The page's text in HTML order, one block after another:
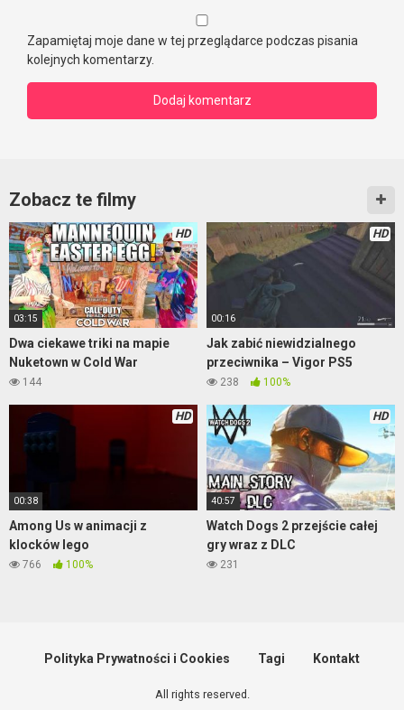
Zapamiętaj moje dane w tej przeglądarce podczas pisania
kolejnych komentarzy.
Zobacz te filmy
HD
03:15
Dwa ciekawe triki na mapie
Nuketown w Cold War
144
HD
00:16
Jak zabić niewidzialnego
przeciwnika – Vigor PS5
238 100%
HD
00:38
Among Us w animacji z
klocków lego
766 100%
HD
40:57
Watch Dogs 2 przejście całej
gry wraz z DLC
231
Polityka Prywatności i Cookies Tagi Kontakt
All rights reserved.